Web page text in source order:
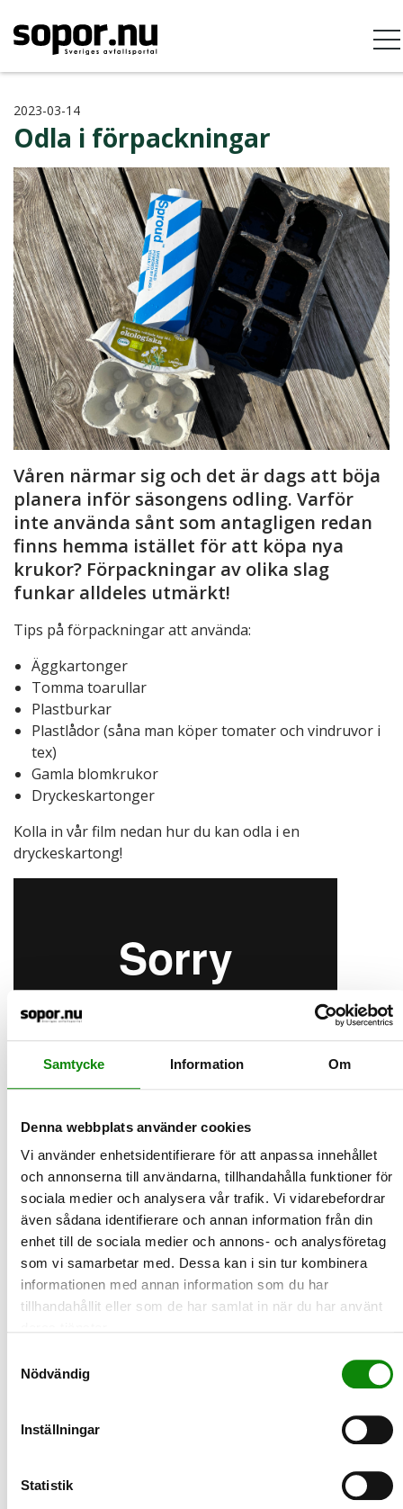
Samtycke Information Om
Denna webbplats använder cookies
Vi använder enhetsidentifierare för att anpassa innehållet
och annonserna till användarna, tillhandahålla funktioner för
sociala medier och analysera vår trafik. Vi vidarebefordrar
även sådana identifierare och annan information från din
enhet till de sociala medier och annons- och analysföretag
som vi samarbetar med. Dessa kan i sin tur kombinera
informationen med annan information som du har
tillhandahållit eller som de har samlat in när du har använt
Nödvändig
Inställningar
Statistik
2023-03-14
Odla i förpackningar
Våren närmar sig och det är dags att böja
planera inför säsongens odling. Varför
inte använda sånt som antagligen redan
finns hemma istället för att köpa nya
krukor? Förpackningar av olika slag
funkar alldeles utmärkt!
Tips på förpackningar att använda:
Äggkartonger
Tomma toarullar
Plastburkar
Plastlådor (såna man köper tomater och vindruvor i
tex)
Gamla blomkrukor
Dryckeskartonger
Kolla in vår film nedan hur du kan odla i en
dryckeskartong!
2024-07-01
Statistik för 2023
Sverige återvinner allt mer. Mer återvinning och mindre
deponering. Men också mer avfall. Så kan man sammanfatta
utv…
LÄS MER
2024-06-11
Så får du matavfallspåsen att hålla
Nyligen infördes en lag som kräver att matavfall ska sorteras
separat. Många har dock redan erfarenhet av att sorter…
Kunskapen om källsortering ökar
Tre av fyra känner till att de har skyldighet att källsortera och